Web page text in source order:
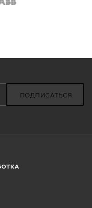
ПОДПИСАТЬСЯ